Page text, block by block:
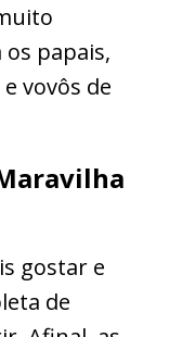
papais,
vovôs de
gostar e
de